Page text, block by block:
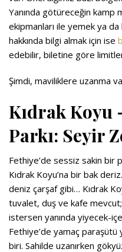
Yanında götüreceğin kamp
ekipmanları ile yemek ya
hakkında bilgi almak için ise
edebilir, biletine göre
Şimdi, maviliklere uzanma
Kıdrak Koyu
Parkı: Seyir
Fethiye’de sessiz sakin bir
Kıdrak Koyu’na bir bak
deniz çarşaf gibi… Kıdrak
tuvalet, duş ve kafe
istersen yanında yiyecek-
Fethiye’de yamaç paraşütü
biri. Sahilde uzanırken